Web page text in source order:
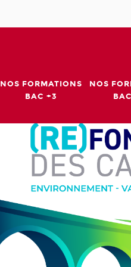
NOS FORMATIONS
BAC +3
NOS